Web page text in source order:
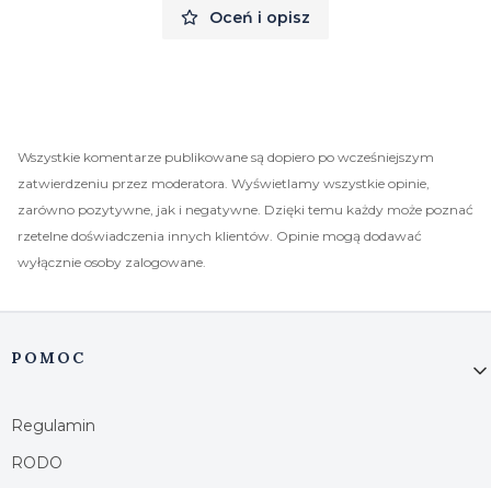
Oceń i opisz
Wszystkie komentarze publikowane są dopiero po wcześniejszym
zatwierdzeniu przez moderatora. Wyświetlamy wszystkie opinie,
zarówno pozytywne, jak i negatywne. Dzięki temu każdy może poznać
rzetelne doświadczenia innych klientów. Opinie mogą dodawać
wyłącznie osoby zalogowane.
Linki w stopce
POMOC
Regulamin
RODO